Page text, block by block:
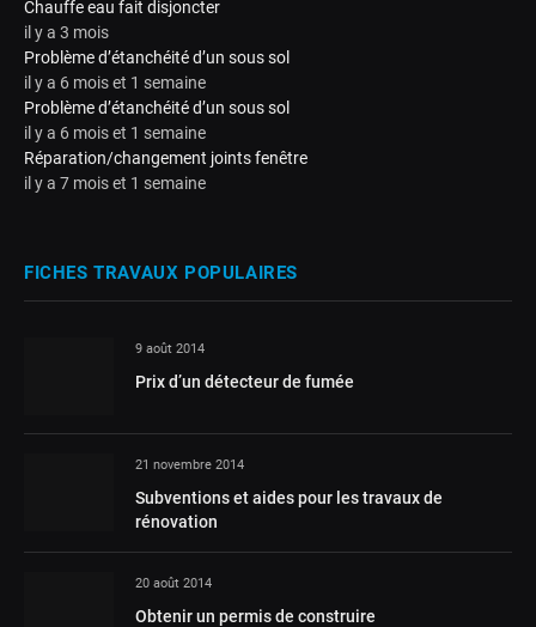
Chauffe eau fait disjoncter
il y a 3 mois
Problème d’étanchéité d’un sous sol
il y a 6 mois et 1 semaine
Problème d’étanchéité d’un sous sol
il y a 6 mois et 1 semaine
Réparation/changement joints fenêtre
il y a 7 mois et 1 semaine
FICHES TRAVAUX POPULAIRES
9 août 2014
Prix d’un détecteur de fumée
21 novembre 2014
Subventions et aides pour les travaux de
rénovation
20 août 2014
Obtenir un permis de construire